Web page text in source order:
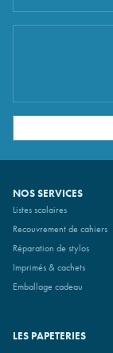
NOS SERVICES
Listes scolaires
Recouvrement de cahiers
Réparation de stylos
Imprimés & cachets
Emballage cadeau
LES PAPETERIES